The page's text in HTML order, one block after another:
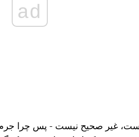
ad
است، غیر صحیح نیست - پس چرا